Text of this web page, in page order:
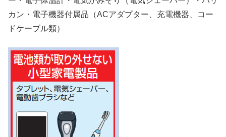
カン・電子機器付属品（ACアダプター、充電機器、コー
ドケーブル類）